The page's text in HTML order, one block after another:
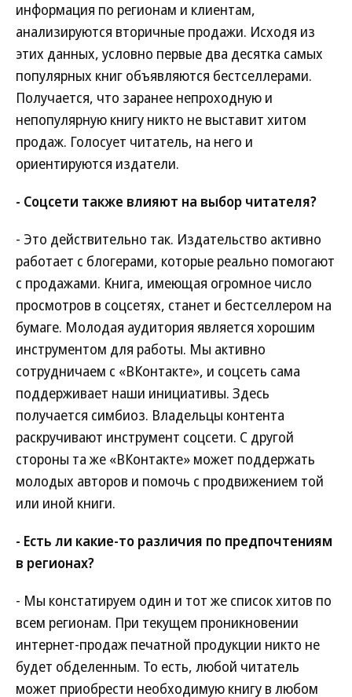
информация по регионам и клиентам,
анализируются вторичные продажи. Исходя из
этих данных, условно первые два десятка самых
популярных книг объявляются бестселлерами.
Получается, что заранее непроходную и
непопулярную книгу никто не выставит хитом
продаж. Голосует читатель, на него и
ориентируются издатели.
- Соцсети также влияют на выбор читателя?
- Это действительно так. Издательство активно
работает с блогерами, которые реально помогают
с продажами. Книга, имеющая огромное число
просмотров в соцсетях, станет и бестселлером на
бумаге. Молодая аудитория является хорошим
инструментом для работы. Мы активно
сотрудничаем с «ВКонтакте», и соцсеть сама
поддерживает наши инициативы. Здесь
получается симбиоз. Владельцы контента
раскручивают инструмент соцсети. С другой
стороны та же «ВКонтакте» может поддержать
молодых авторов и помочь с продвижением той
или иной книги.
- Есть ли какие-то различия по предпочтениям
в регионах?
- Мы констатируем один и тот же список хитов по
всем регионам. При текущем проникновении
интернет-продаж печатной продукции никто не
будет обделенным. То есть, любой читатель
может приобрести необходимую книгу в любом